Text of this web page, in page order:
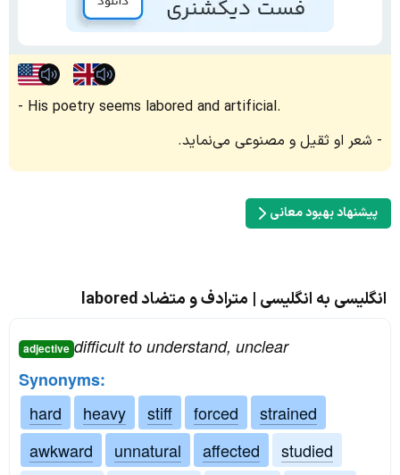
His poetry seems labored and artificial.
شعر او ثقیل و مصنوعی می‌نماید.
پیشنهاد بهبود معانی
انگلیسی به انگلیسی | مترادف و متضاد labored
adjective difficult to understand, unclear
Synonyms:
hard
heavy stiff forced
strained
awkward
unnatural affected
studied